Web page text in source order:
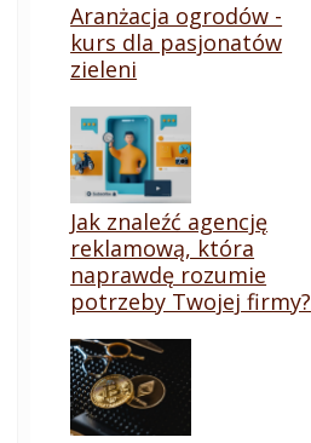
Aranżacja ogrodów -
kurs dla pasjonatów
zieleni
Jak znaleźć agencję
reklamową, która
naprawdę rozumie
potrzeby Twojej firmy?